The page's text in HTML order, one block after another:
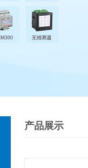
产品展示